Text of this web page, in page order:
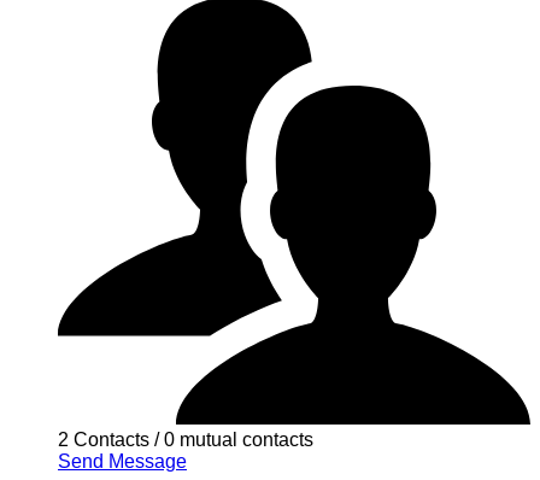
2 Contacts /0 mutual contacts
Send Message